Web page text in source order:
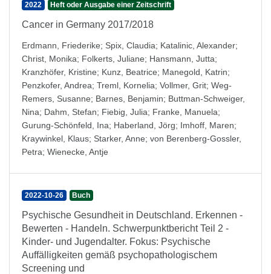
2022 Heft oder Ausgabe einer Zeitschrift
Cancer in Germany 2017/2018
Erdmann, Friederike; Spix, Claudia; Katalinic, Alexander;
Christ, Monika; Folkerts, Juliane; Hansmann, Jutta;
Kranzhöfer, Kristine; Kunz, Beatrice; Manegold, Katrin;
Penzkofer, Andrea; Treml, Kornelia; Vollmer, Grit; Weg-
Remers, Susanne; Barnes, Benjamin; Buttman-Schweiger,
Nina; Dahm, Stefan; Fiebig, Julia; Franke, Manuela;
Gurung-Schönfeld, Ina; Haberland, Jörg; Imhoff, Maren;
Kraywinkel, Klaus; Starker, Anne; von Berenberg-Gossler,
Petra; Wienecke, Antje
2022-10-26 Buch
Psychische Gesundheit in Deutschland. Erkennen -
Bewerten - Handeln. Schwerpunktbericht Teil 2 -
Kinder- und Jugendalter. Fokus: Psychische
Auffälligkeiten gemäß psychopathologischem
Screening und